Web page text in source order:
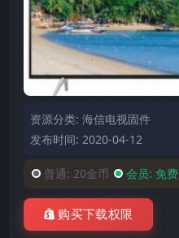
资源分类: 海信电视固件
发布时间: 2020-04-12
普通: 20金币 会员: 免费
购买下载权限